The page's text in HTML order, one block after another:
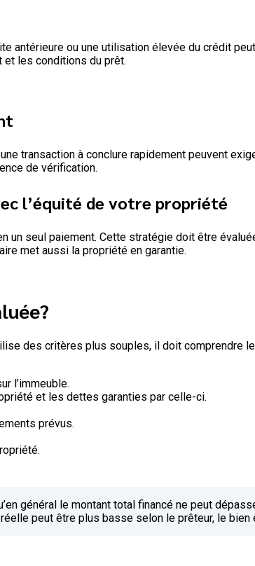
antérieure ou une utilisation élevée du crédit
les conditions du prêt.
transaction à conclure rapidement peuvent
de vérification.
l’équité de votre propriété
un seul paiement. Cette stratégie doit être
met aussi la propriété en garantie.
des critères plus souples, il doit comprendre
l’immeuble.
et les dettes garanties par celle-ci.
prévus.
général le montant total financé ne peut
peut être plus basse selon le prêteur, le bien